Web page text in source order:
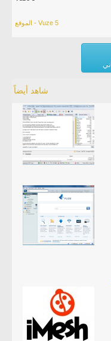
الموقع - Vuze 5
شاهد أيضاً